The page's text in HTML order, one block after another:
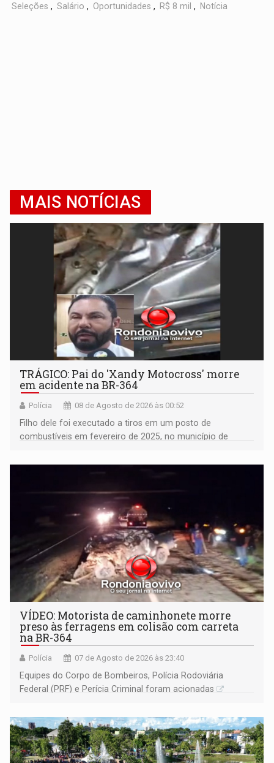
Seleções , Salário , Oportunidades , R$ 8 mil , Notícia
MAIS NOTÍCIAS
TRÁGICO: Pai do 'Xandy Motocross' morre
em acidente na BR-364
Polícia 08 de Agosto de 2026 às 00:52
Filho dele foi executado a tiros em um posto de
combustíveis em fevereiro de 2025, no município de
VÍDEO: Motorista de caminhonete morre
preso às ferragens em colisão com carreta
na BR-364
Polícia 07 de Agosto de 2026 às 23:40
Equipes do Corpo de Bombeiros, Polícia Rodoviária
Federal (PRF) e Perícia Criminal foram acionadas